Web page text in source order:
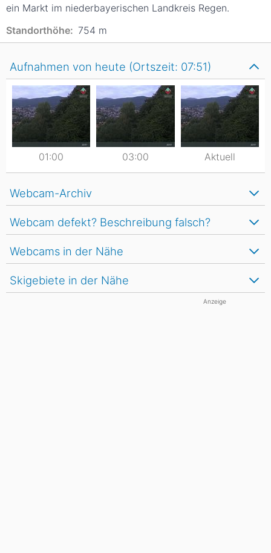
ein Markt im niederbayerischen Landkreis Regen.
Standorthöhe: 754 m
Aufnahmen von heute (Ortszeit: 07:51)
01:00 03:00 Aktuell
Webcam-Archiv
Webcam defekt? Beschreibung falsch?
Webcams in der Nähe
Skigebiete in der Nähe
Anzeige